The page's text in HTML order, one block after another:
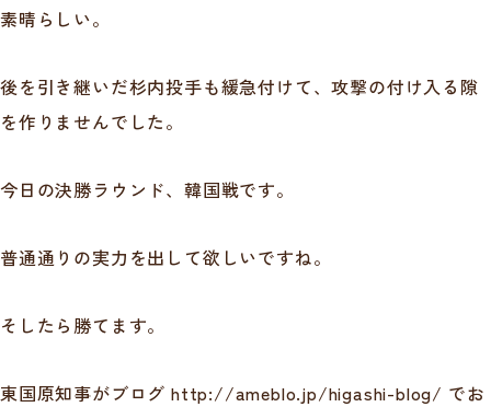
素晴らしい。
後を引き継いだ杉内投手も緩急付けて、攻撃の付け入る隙
を作りませんでした。
今日の決勝ラウンド、韓国戦です。
普通通りの実力を出して欲しいですね。
そしたら勝てます。
東国原知事がブログ http://ameblo.jp/higashi-blog/ でお